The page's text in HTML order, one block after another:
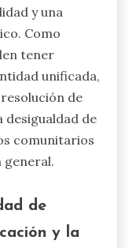
y una
Como
tener
unificada,
de
desigualdad de
comunitarios
general.
de
y la